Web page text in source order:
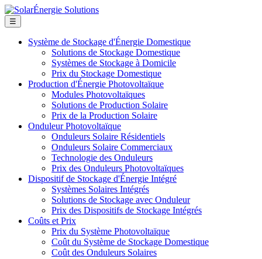
☰
Système de Stockage d'Énergie Domestique
Solutions de Stockage Domestique
Systèmes de Stockage à Domicile
Prix du Stockage Domestique
Production d'Énergie Photovoltaïque
Modules Photovoltaïques
Solutions de Production Solaire
Prix de la Production Solaire
Onduleur Photovoltaïque
Onduleurs Solaire Résidentiels
Onduleurs Solaire Commerciaux
Technologie des Onduleurs
Prix des Onduleurs Photovoltaïques
Dispositif de Stockage d'Énergie Intégré
Systèmes Solaires Intégrés
Solutions de Stockage avec Onduleur
Prix des Dispositifs de Stockage Intégrés
Coûts et Prix
Prix du Système Photovoltaïque
Coût du Système de Stockage Domestique
Coût des Onduleurs Solaires